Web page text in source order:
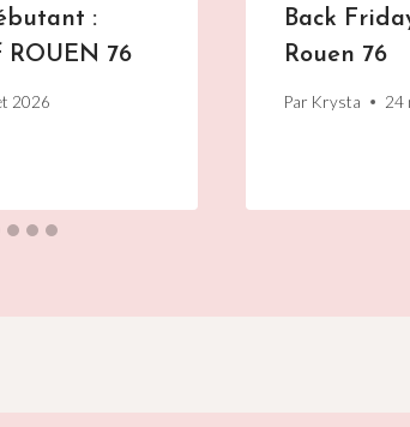
:
76
2026
Back
Rouen 76
Par Krysta 24